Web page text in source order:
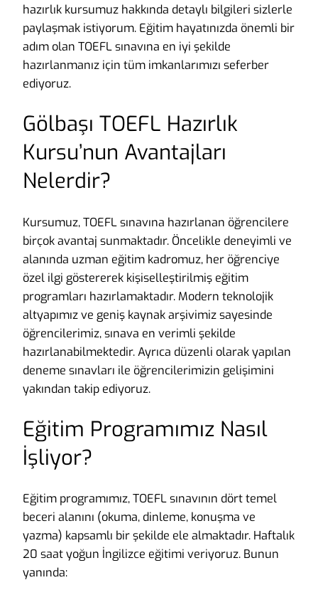
hazırlık kursumuz hakkında detaylı bilgileri sizlerle
paylaşmak istiyorum. Eğitim hayatınızda önemli bir
adım olan TOEFL sınavına en iyi şekilde
hazırlanmanız için tüm imkanlarımızı seferber
ediyoruz.
Gölbaşı TOEFL Hazırlık
Kursu’nun Avantajları
Nelerdir?
Kursumuz, TOEFL sınavına hazırlanan öğrencilere
birçok avantaj sunmaktadır. Öncelikle deneyimli ve
alanında uzman eğitim kadromuz, her öğrenciye
özel ilgi göstererek kişiselleştirilmiş eğitim
programları hazırlamaktadır. Modern teknolojik
altyapımız ve geniş kaynak arşivimiz sayesinde
öğrencilerimiz, sınava en verimli şekilde
hazırlanabilmektedir. Ayrıca düzenli olarak yapılan
deneme sınavları ile öğrencilerimizin gelişimini
yakından takip ediyoruz.
Eğitim Programımız Nasıl
İşliyor?
Eğitim programımız, TOEFL sınavının dört temel
beceri alanını (okuma, dinleme, konuşma ve
yazma) kapsamlı bir şekilde ele almaktadır. Haftalık
20 saat yoğun İngilizce eğitimi veriyoruz. Bunun
yanında: